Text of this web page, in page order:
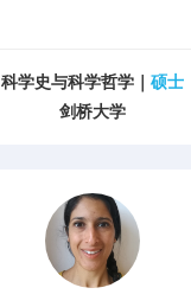
科学史与科学哲学｜ 硕士
剑桥大学